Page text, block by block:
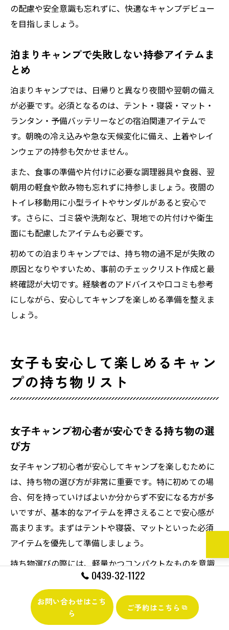
の配慮や安全意識も忘れずに、快適なキャンプデビュー
を目指しましょう。
泊まりキャンプで失敗しない持参アイテムま
とめ
泊まりキャンプでは、日帰りと異なり夜間や翌朝の備え
が必要です。必須となるのは、テント・寝袋・マット・
ランタン・予備バッテリーなどの宿泊関連アイテムで
す。朝晩の冷え込みや急な天候変化に備え、上着やレイ
ンウェアの持参も欠かせません。
また、食事の準備や片付けに必要な調理器具や食器、翌
朝用の軽食や飲み物も忘れずに持参しましょう。夜間の
トイレ移動用に小型ライトやサンダルがあると安心で
す。さらに、ゴミ袋や洗剤など、現地での片付けや衛生
面にも配慮したアイテムも必要です。
初めての泊まりキャンプでは、持ち物の過不足が失敗の
原因となりやすいため、事前のチェックリスト作成と最
終確認が大切です。経験者のアドバイスや口コミも参考
にしながら、安心してキャンプを楽しめる準備を整えま
しょう。
女子も安心して楽しめるキャン
プの持ち物リスト
女子キャンプ初心者が安心できる持ち物の選
び方
女子キャンプ初心者が安心してキャンプを楽しむために
は、持ち物の選び方が非常に重要です。特に初めての場
合、何を持っていけばよいか分からず不安になる方が多
いですが、基本的なアイテムを押さえることで安心感が
高まります。まずはテントや寝袋、マットといった必須
アイテムを優先して準備しましょう。
持ち物選びの際には、軽量かつコンパクトなものを意識
すると、持ち運びやすく現地での設営もスムーズです。
また、女子の場合は防犯やプライバシー対策として、イ
ンナーテントや鍵付きの収納バッグなどもおすすめで
す。例えば、ドーム型テントは設営が簡単で一人でも扱
0439-32-1122
お問い合わせはこち
ら
ご予約はこちら